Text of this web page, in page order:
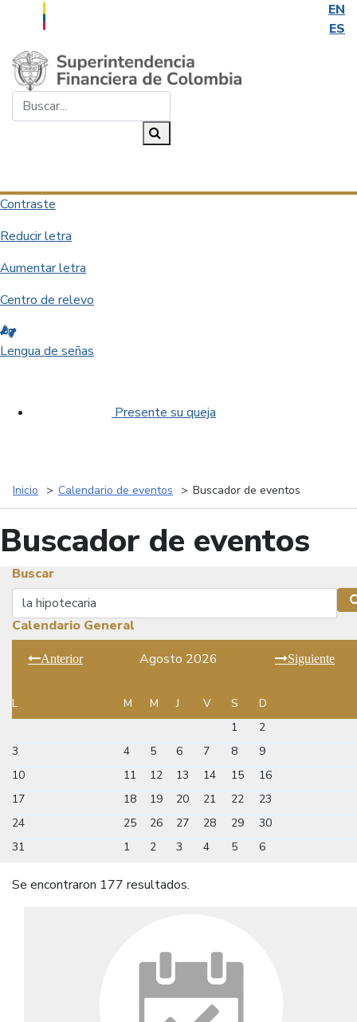
EN
ES
Saltar al contenido principal
Contraste
Reducir letra
Aumentar letra
Centro de relevo
Lengua de señas
Presente su queja
Inicio Calendario de eventos Buscador de eventos
Buscador de eventos
Buscar
Buscar
Calendario General
Anterior Agosto 2026 Siguiente
L M M J V S
D
1
2
3
4 5 6 7 8
9
10
11 12 13 14 15
16
17
18 19 20 21 22
23
24
25 26 27 28 29
30
31
1 2 3 4 5 6
Se encontraron 177 resultados.